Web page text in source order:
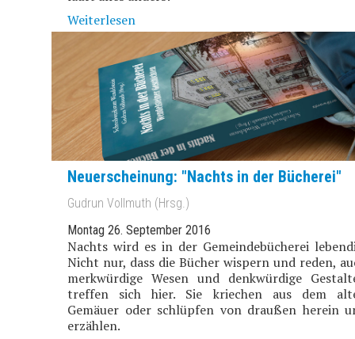
Weiterlesen
Neuerscheinung: "Nachts in der Bücherei"
Gudrun Vollmuth (Hrsg.)
Montag 26. September 2016
Nachts wird es in der Gemeindebücherei
Nicht nur, dass die Bücher wispern und reden,
merkwürdige Wesen und denkwürdige
treffen sich hier. Sie kriechen aus dem
Gemäuer oder schlüpfen von draußen herein
erzählen.